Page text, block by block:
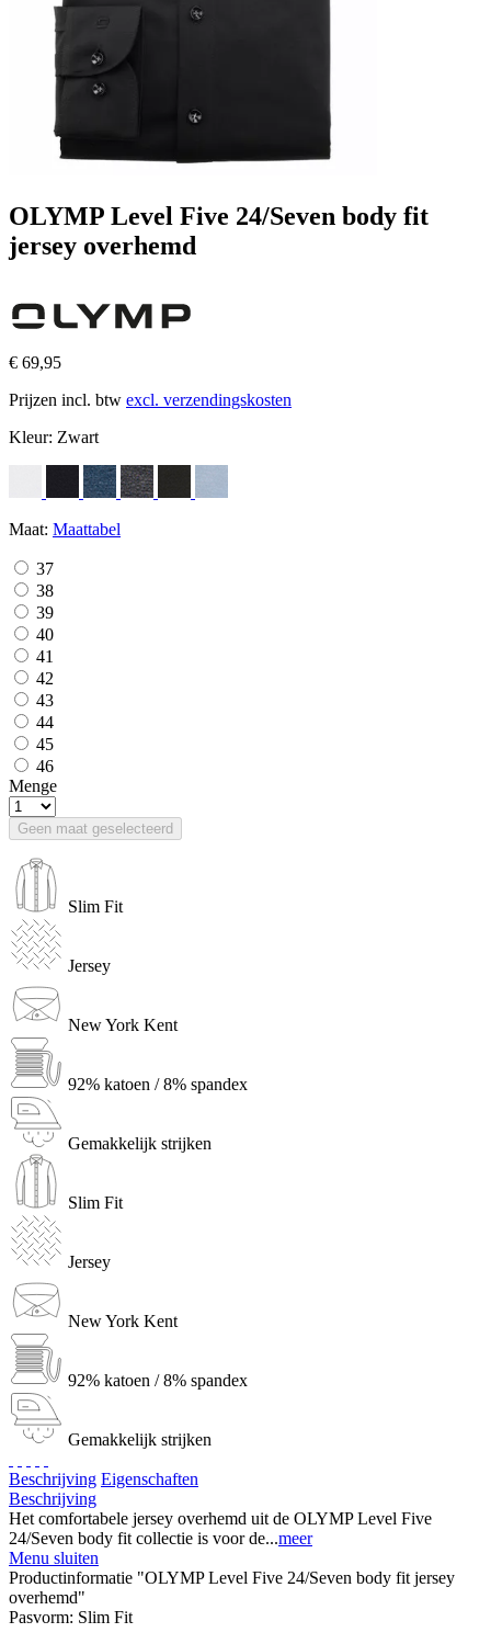
OLYMP Level Five 24/Seven body fit
jersey overhemd
€ 69,95
Prijzen incl. btw excl. verzendingskosten
Kleur: Zwart
Maat: Maattabel
37
38
39
40
41
42
43
44
45
46
Menge
Geen maat geselecteerd
Slim Fit
Jersey
New York Kent
92% katoen / 8% spandex
Gemakkelijk strijken
Slim Fit
Jersey
New York Kent
92% katoen / 8% spandex
Gemakkelijk strijken
Beschrijving Eigenschaften
Beschrijving
Het comfortabele jersey overhemd uit de OLYMP Level Five
24/Seven body fit collectie is voor de...meer
Menu sluiten
Productinformatie "OLYMP Level Five 24/Seven body fit jersey
overhemd"
Pasvorm: Slim Fit